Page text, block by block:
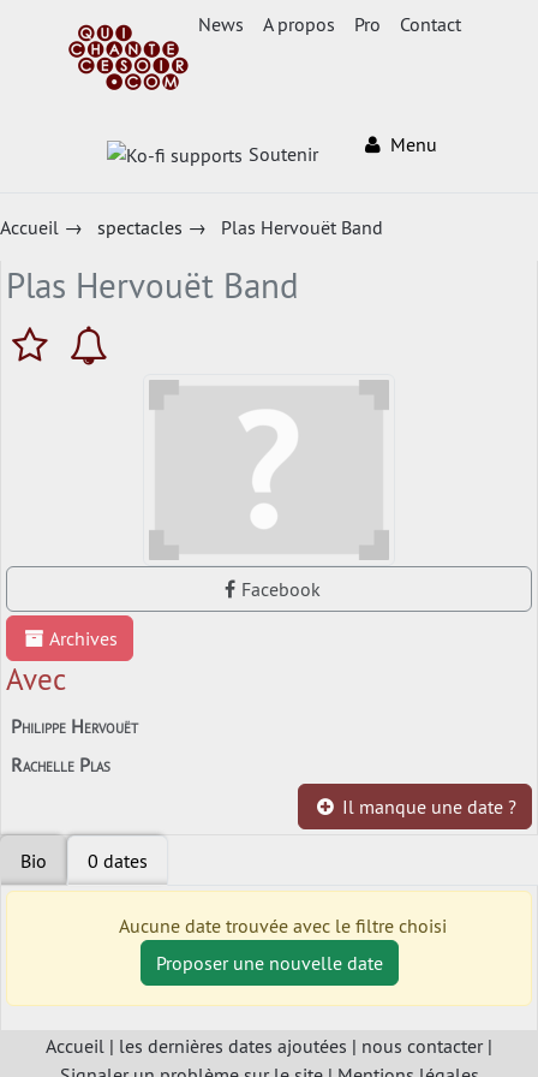
News A propos Pro Contact
Soutenir Menu
Accueil → spectacles → Plas Hervouët Band
Plas Hervouët Band
Facebook
Archives
Avec
Philippe Hervouët
Rachelle Plas
Il manque une date ?
Bio 0 dates
Aucune date trouvée avec le filtre choisi
Proposer une nouvelle date
Accueil | les dernières dates ajoutées | nous contacter|